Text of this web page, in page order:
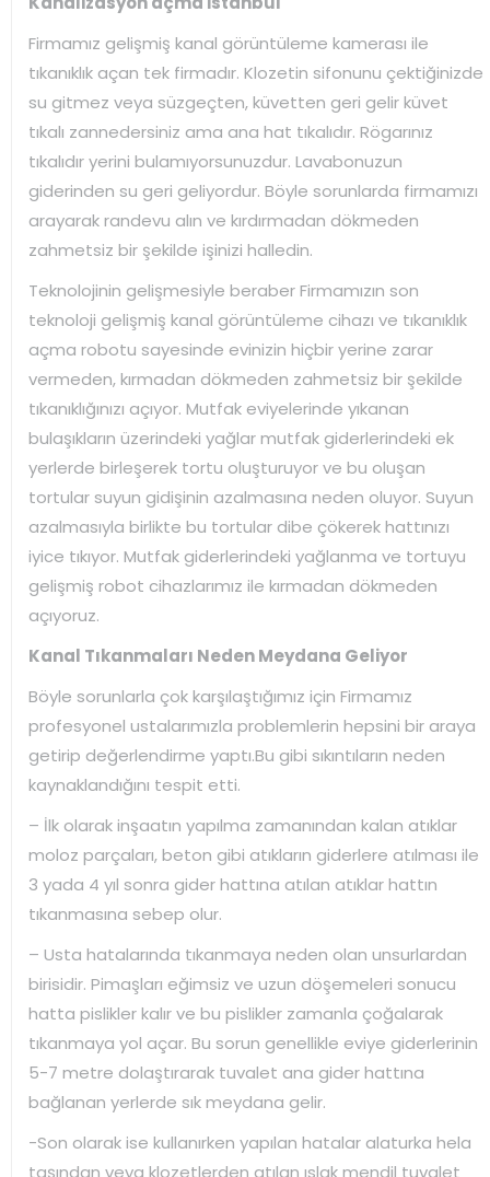
Firmamız gelişmiş kanal görüntüleme kamerası ile
tıkanıklık açan tek firmadır. Klozetin sifonunu çektiğinizde
su gitmez veya süzgeçten, küvetten geri gelir küvet
tıkalı zannedersiniz ama ana hat tıkalıdır. Rögarınız
tıkalıdır yerini bulamıyorsunuzdur. Lavabonuzun
giderinden su geri geliyordur. Böyle sorunlarda firmamızı
arayarak randevu alın ve kırdırmadan dökmeden
zahmetsiz bir şekilde işinizi halledin.
Teknolojinin gelişmesiyle beraber Firmamızın son
teknoloji gelişmiş kanal görüntüleme cihazı ve tıkanıklık
açma robotu sayesinde evinizin hiçbir yerine zarar
vermeden, kırmadan dökmeden zahmetsiz bir şekilde
tıkanıklığınızı açıyor. Mutfak eviyelerinde yıkanan
bulaşıkların üzerindeki yağlar mutfak giderlerindeki ek
yerlerde birleşerek tortu oluşturuyor ve bu oluşan
tortular suyun gidişinin azalmasına neden oluyor. Suyun
azalmasıyla birlikte bu tortular dibe çökerek hattınızı
iyice tıkıyor. Mutfak giderlerindeki yağlanma ve tortuyu
gelişmiş robot cihazlarımız ile kırmadan dökmeden
açıyoruz.
Kanal Tıkanmaları Neden Meydana Geliyor
Böyle sorunlarla çok karşılaştığımız için Firmamız
profesyonel ustalarımızla problemlerin hepsini bir araya
getirip değerlendirme yaptı.Bu gibi sıkıntıların neden
kaynaklandığını tespit etti.
– İlk olarak inşaatın yapılma zamanından kalan atıklar
moloz parçaları, beton gibi atıkların giderlere atılması ile
3 yada 4 yıl sonra gider hattına atılan atıklar hattın
tıkanmasına sebep olur.
– Usta hatalarında tıkanmaya neden olan unsurlardan
birisidir. Pimaşları eğimsiz ve uzun döşemeleri sonucu
hatta pislikler kalır ve bu pislikler zamanla çoğalarak
tıkanmaya yol açar. Bu sorun genellikle eviye giderlerinin
5-7 metre dolaştırarak tuvalet ana gider hattına
bağlanan yerlerde sık meydana gelir.
-Son olarak ise kullanırken yapılan hatalar alaturka hela
taşından veya klozetlerden atılan ıslak mendil tuvalet